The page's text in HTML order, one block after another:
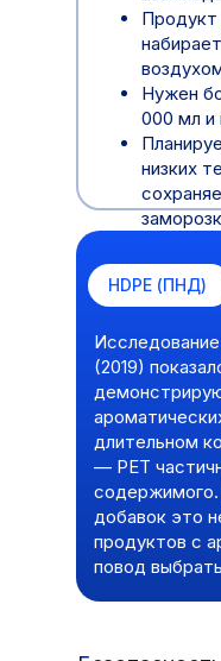
(2019)
длительном
— РЕТ
добавок это
продуктов с
повод
Продукт
Нужен
000 мл и
низких
HDPE (ПНД)